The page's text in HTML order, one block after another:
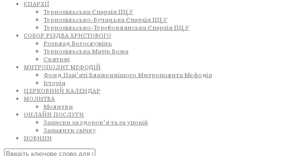
ЄПАРХІЇ
Тернопільська Єпархія ПЦУ
Тернопільсько-Бучацька Єпархія ПЦУ
Тернопільсько-Теребовлянська Єпархія ПЦУ
СОБОР РІЗДВА ХРИСТОВОГО
Розклад Богослужінь
Тернопільська Матір Божа
Святині
МИТРОПОЛИТ МЕФОДІЙ
Фонд Пам’яті Блаженнішого Митрополита Мефодія
Історія
ЦЕРКОВНИЙ КАЛЕНДАР
МОЛИТВА
Молитви
ОНЛАЙН ПОСЛУГИ
Записки за здоров’я та за упокій
Запалити свічку
НОВИНИ